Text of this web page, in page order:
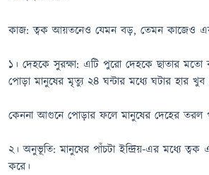
কাজ: ত্বক আয়তনেও যেমন বড়, তেমন কাজেও
১। দেহকে সুরক্ষা: এটি পুরো দেহকে ছাতার মতো
পোড়া মানুষের মৃত্যু ২৪ ঘন্টার মধ্যে ঘটার হার খুব
কেননা আগুনে পোড়ার ফলে মানুষের দেহের তরল
২। অনুভূতি: মানুষের পাঁচটা ইন্দ্রিয়-এর মধ্যে
করে।